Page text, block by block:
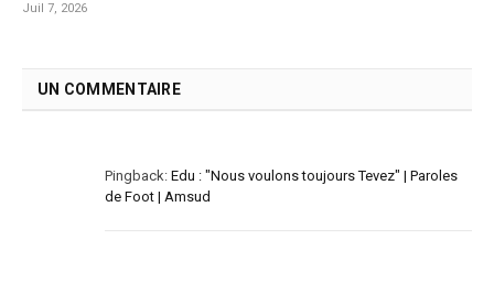
Juil 7, 2026
UN COMMENTAIRE
Pingback: Edu : "Nous voulons toujours Tevez" | Paroles
de Foot | Amsud